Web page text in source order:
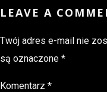
LEAVE A
Twój adres e-mail nie
są oznaczone *
Komentarz *